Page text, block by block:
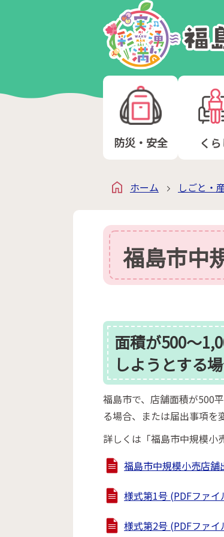
防災・安全 くら
ホーム しごと・
福島市中
面積が500～
しようとする
福島市で、店舗面積が500
る場合、または届出事項を
詳しくは「福島市中規模小
福島市中規模小売店舗
様式第1号 (PDFファイ
様式第2号 (PDFファイ